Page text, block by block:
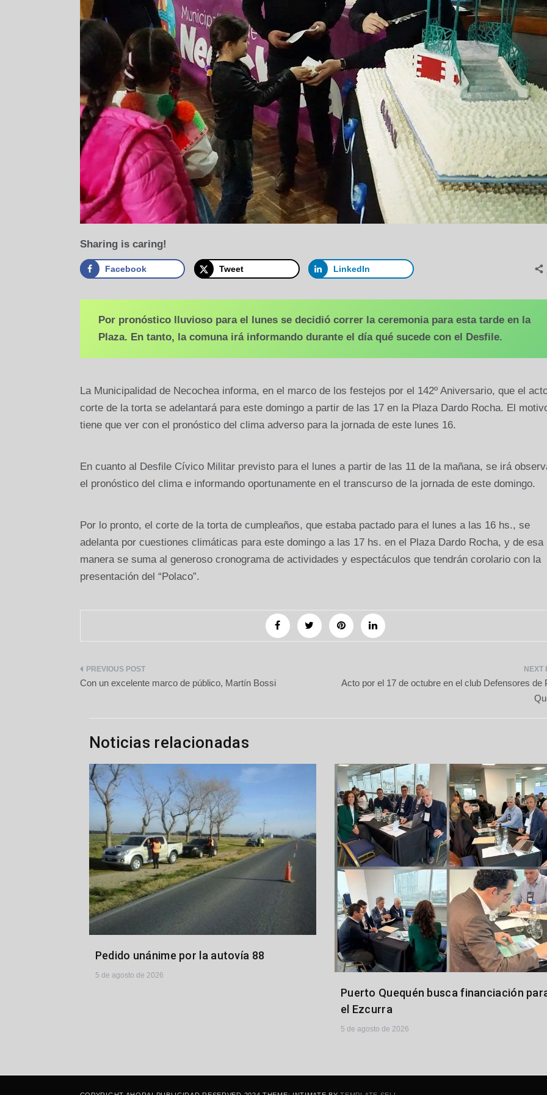
Sharing is caring!
Facebook Tweet LinkedIn
Por pronóstico lluvioso para el lunes se decidió correr la ceremonia para esta tarde en la
Plaza. En tanto, la comuna irá informando durante el día qué sucede con el Desfile.
La Municipalidad de Necochea informa, en el marco de los festejos por el 142º Aniversario, que el
corte de la torta se adelantará para este domingo a partir de las 17 en la Plaza Dardo Rocha. El
tiene que ver con el pronóstico del clima adverso para la jornada de este lunes 16.
En cuanto al Desfile Cívico Militar previsto para el lunes a partir de las 11 de la mañana, se irá
el pronóstico del clima e informando oportunamente en el transcurso de la jornada de este domingo.
Por lo pronto, el corte de la torta de cumpleaños, que estaba pactado para el lunes a las 16 hs., se
adelanta por cuestiones climáticas para este domingo a las 17 hs. en el Plaza Dardo Rocha, y de esa
manera se suma al generoso cronograma de actividades y espectáculos que tendrán corolario con la
presentación del “Polaco”.
Navegación
entradas
Con un excelente marco de público, Martín Bossi
Acto por el 17 de octubre en el club Defensores de
Noticias relacionadas
Pedido unánime por la autovía 88
5 de agosto de 2026
Puerto Quequén busca financiación
el Ezcurra
5 de agosto de 2026